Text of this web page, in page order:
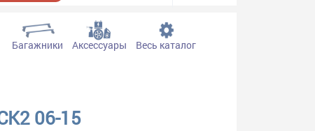
Багажники Аксессуары Весь каталог
06-15